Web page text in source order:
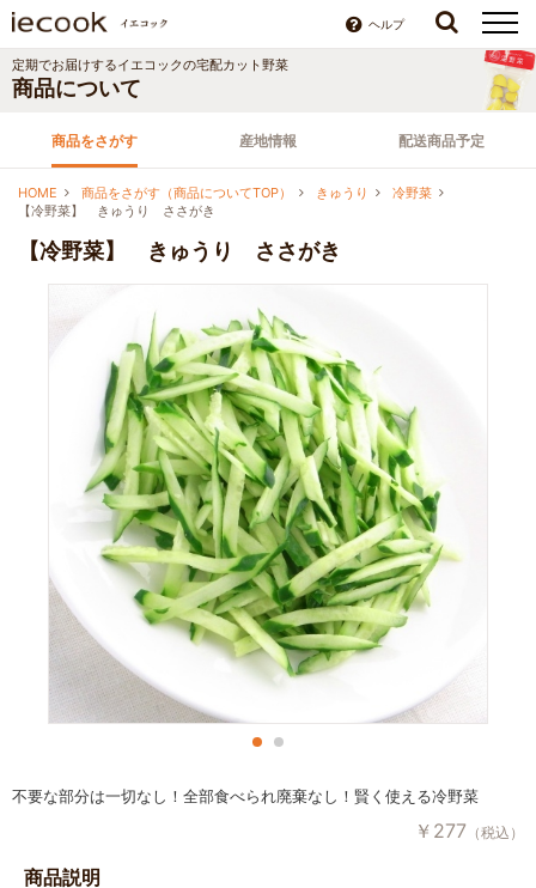
ヘルプ
商品をさがす 産地情報 配送商品予定
定期でお届けするイエコックの宅配カット野菜
商品について
HOME 商品をさがす（商品についてTOP） きゅうり
冷野菜
【冷野菜】 きゅうり ささがき
【冷野菜】 きゅうり ささがき
不要な部分は一切なし！全部食べられ廃棄なし！賢く使える冷野菜
￥ 277 （税込）
商品説明